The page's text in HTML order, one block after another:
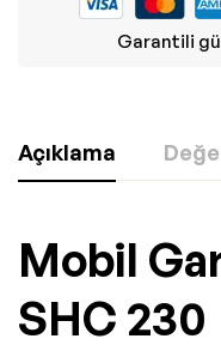
Garantili
Açıklama
Mobil
SHC 230